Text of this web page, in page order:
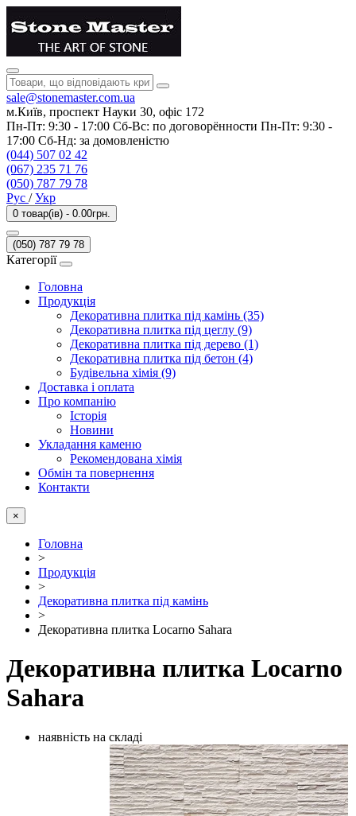
sale@stonemaster.com.ua
м.Київ, проспект Науки 30, офіс 172
Пн-Пт: 9:30 - 17:00 Сб-Вс: по договорённости Пн-Пт: 9:30 -
17:00 Сб-Нд: за домовленістю
(044) 507 02 42
(067) 235 71 76
(050) 787 79 78
Рус / Укр
0 товар(ів) - 0.00грн.
(050) 787 79 78
Категорії
Головна
Продукція
Декоративна плитка під камінь (35)
Декоративна плитка під цеглу (9)
Декоративна плитка під дерево (1)
Декоративна плитка під бетон (4)
Будівельна хімія (9)
Доставка і оплата
Про компанію
Історія
Новини
Укладання каменю
Рекомендована хімія
Обмін та повернення
Контакти
×
Головна
>
Продукція
>
Декоративна плитка під камінь
>
Декоративна плитка Locarno Sahara
Декоративна плитка Locarno
Sahara
наявність на складі